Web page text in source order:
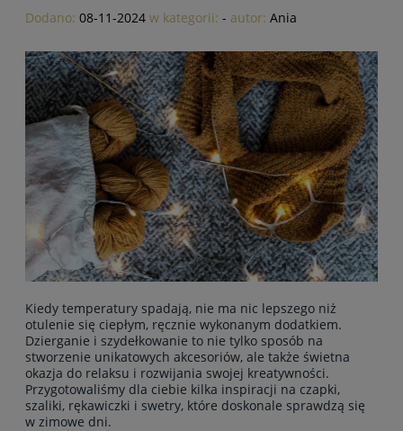
Dodano: 08-11-2024 w kategorii: - autor: Ania
Kiedy temperatury spadają, nie ma nic lepszego niż
otulenie się ciepłym, ręcznie wykonanym dodatkiem.
Dzierganie i szydełkowanie to nie tylko sposób na
stworzenie unikatowych akcesoriów, ale także świetna
okazja do relaksu i rozwijania swojej kreatywności.
Przygotowaliśmy dla ciebie kilka inspiracji na czapki,
szaliki, rękawiczki i swetry, które doskonale sprawdzą się
w zimowe dni.